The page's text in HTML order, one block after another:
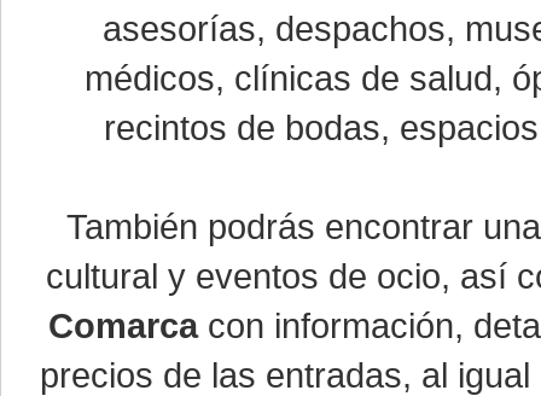
asesorías, despachos,
médicos, clínicas de salud,
recintos de bodas,
También podrás encontrar
cultural y eventos de ocio, así
Comarcacon información,
precios de las entradas, al